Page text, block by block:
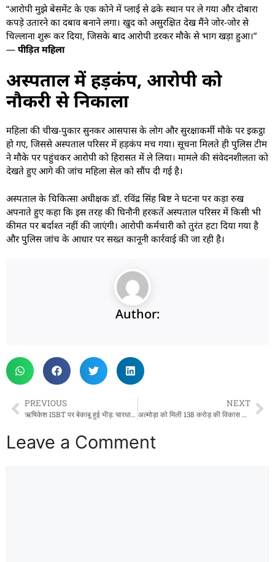
“आरोपी मुझे बेसमेंट के एक कोने में प्लाई से ढके स्थान पर ले गया और दोबारा
कपड़े उतारने का दबाव बनाने लगा। खुद को असुरक्षित देख मैंने जोर-जोर से
चिल्लाना शुरू कर दिया, जिसके बाद आरोपी डरकर मौके से भाग खड़ा हुआ।”
— पीड़ित महिला
अस्पताल में हड़कंप, आरोपी को
नौकरी से निकाला
महिला की चीख-पुकार सुनकर आसपास के लोग और सुरक्षाकर्मी मौके पर इकट्ठा
हो गए, जिससे अस्पताल परिसर में हड़कंप मच गया। सूचना मिलते ही पुलिस टीम
ने मौके पर पहुंचकर आरोपी को हिरासत में ले लिया। मामले की संवेदनशीलता को
देखते हुए आगे की जांच महिला सेल को सौंप दी गई है।
अस्पताल के चिकित्सा अधीक्षक डॉ. रविंद्र सिंह बिष्ट ने घटना पर कड़ा रुख
अपनाते हुए कहा कि इस तरह की घिनौनी हरकतें अस्पताल परिसर में किसी भी
कीमत पर बर्दाश्त नहीं की जाएंगी। आरोपी कर्मचारी को तुरंत हटा दिया गया है
और पुलिस जांच के आधार पर सख्त कानूनी कार्रवाई की जा रही है।
Author:
PREVIOUS
ऋषिकेश ISBT पर बेकाबू हुई भीड़: चारधाम रजिस्ट्रेशन की लाइन में महिला बेहोश, अव्यवस्था पर भड़के यात्री
NEXT
अल्मोड़ा को मिली 138 करोड़ की विकास योजनाओं की सौगात: सीएम धामी ने किया कई योजनाओं का लोकार्पण व शिलान्यास
Leave a Comment